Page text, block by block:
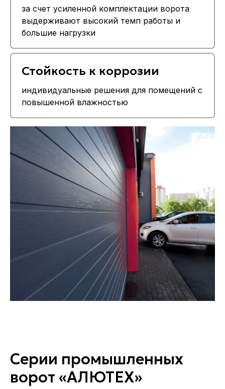
за счет усиленной комплектации ворота
выдерживают высокий темп работы и
большие нагрузки
Стойкость к коррозии
индивидуальные решения для помещений с
повышенной влажностью
Серии промышленных
ворот «АЛЮТЕХ»